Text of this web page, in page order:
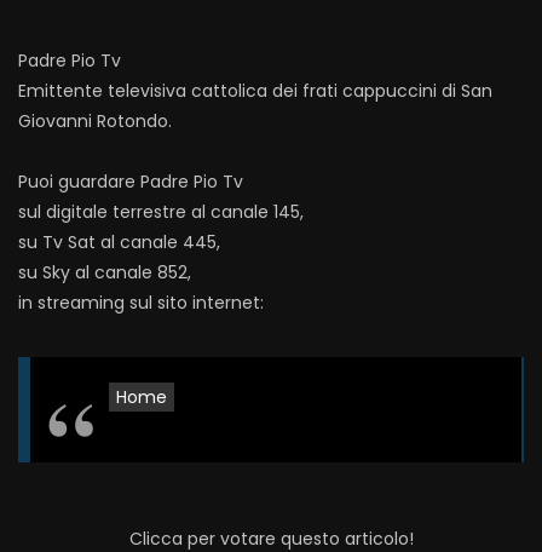
Padre Pio Tv
Emittente televisiva cattolica dei frati cappuccini di San
Giovanni Rotondo.
Puoi guardare Padre Pio Tv
sul digitale terrestre al canale 145,
su Tv Sat al canale 445,
su Sky al canale 852,
in streaming sul sito internet:
Home
Clicca per votare questo articolo!